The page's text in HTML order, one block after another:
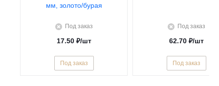
мм, золото/бурая
Под заказ
17.50 ₽/шт
Под заказ
Под заказ
62.70 ₽/шт
Под заказ